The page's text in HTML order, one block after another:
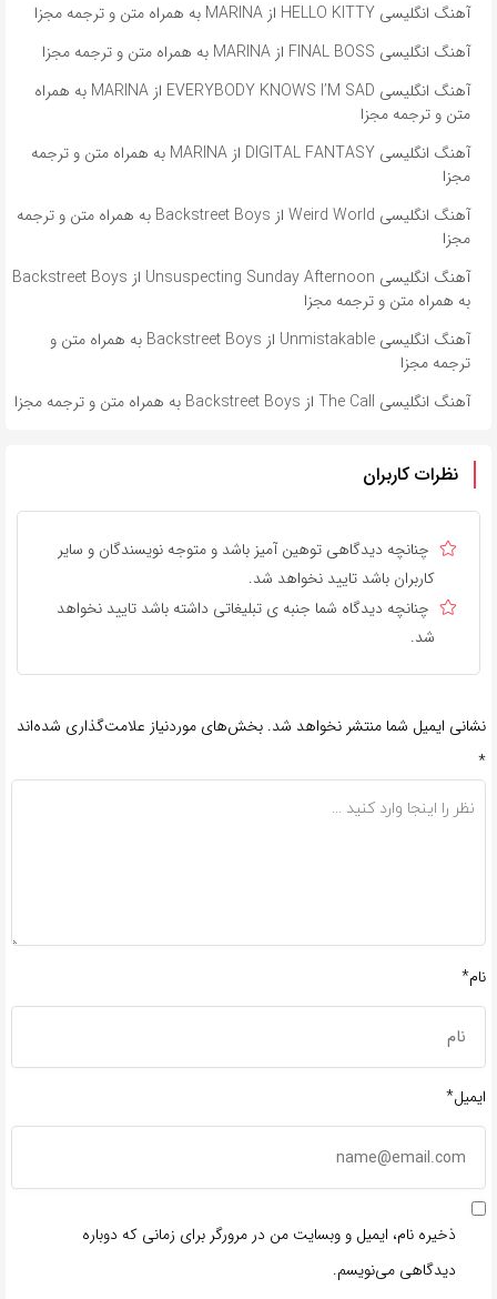
آهنگ انگلیسی HELLO KITTY از MARINA به همراه متن و ترجمه مجزا
آهنگ انگلیسی FINAL BOSS از MARINA به همراه متن و ترجمه مجزا
آهنگ انگلیسی EVERYBODY KNOWS I’M SAD از MARINA به همراه
متن و ترجمه مجزا
آهنگ انگلیسی DIGITAL FANTASY از MARINA به همراه متن و ترجمه
مجزا
آهنگ انگلیسی Weird World از Backstreet Boys به همراه متن و ترجمه
مجزا
آهنگ انگلیسی Unsuspecting Sunday Afternoon از Backstreet Boys
به همراه متن و ترجمه مجزا
آهنگ انگلیسی Unmistakable از Backstreet Boys به همراه متن و
ترجمه مجزا
آهنگ انگلیسی The Call از Backstreet Boys به همراه متن و ترجمه مجزا
نظرات کاربران
چنانچه دیدگاهی توهین آمیز باشد و متوجه نویسندگان و سایر
کاربران باشد تایید نخواهد شد.
چنانچه دیدگاه شما جنبه ی تبلیغاتی داشته باشد تایید نخواهد
شد.
نشانی ایمیل شما منتشر نخواهد شد. بخش‌های موردنیاز علامت‌گذاری شده‌اند
*
نام*
ایمیل*
ذخیره نام، ایمیل و وبسایت من در مرورگر برای زمانی که دوباره
دیدگاهی می‌نویسم.